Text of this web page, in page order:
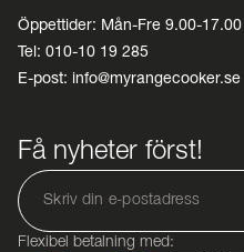
Öppettider: Mån-Fre 9.00-17.00
Tel: 010-10 19 285
E-post: info@myrangecooker.se
Få nyheter först!
Flexibel betalning med: